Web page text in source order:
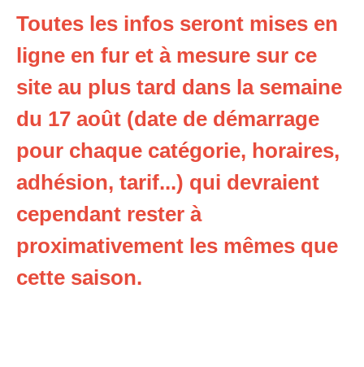
Toutes les infos seront mises en
ligne en fur et à mesure sur ce
site au plus tard dans la semaine
du 17 août (date de démarrage
pour chaque catégorie, horaires,
adhésion, tarif...) qui devraient
cependant rester à
proximativement les mêmes que
cette saison.